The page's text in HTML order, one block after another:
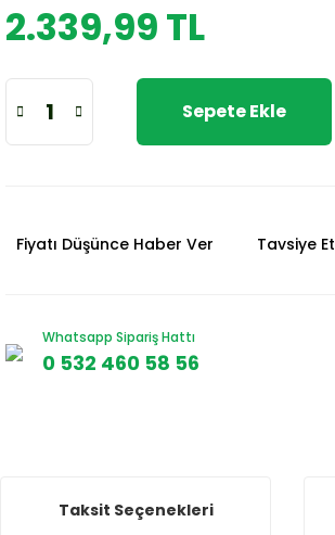
2.339,99 TL
Sepete Ekle
Fiyatı Düşünce Haber Ver Tavsiye Et
Whatsapp Sipariş Hattı
0 532 460 58 56
Taksit Seçenekleri